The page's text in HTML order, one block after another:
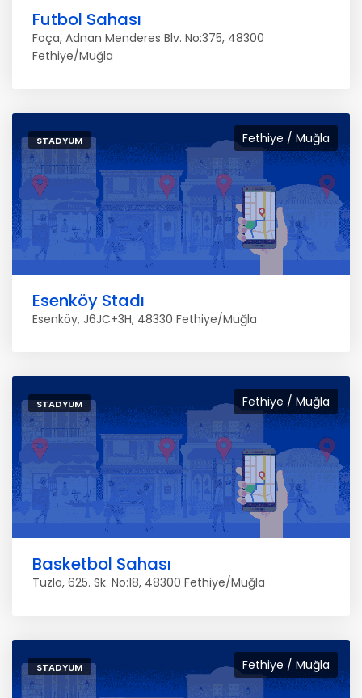
Futbol Sahası
Foça, Adnan Menderes Blv. No:375, 48300
Fethiye/Muğla
Fethiye / Muğla
STADYUM
Esenköy Stadı
Esenköy, J6JC+3H, 48330 Fethiye/Muğla
Fethiye / Muğla
STADYUM
Basketbol Sahası
Tuzla, 625. Sk. No:18, 48300 Fethiye/Muğla
Fethiye / Muğla
STADYUM